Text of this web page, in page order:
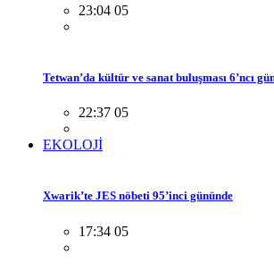
23:04 05
Tetwan’da kültür ve sanat buluşması 6’ncı
22:37 05
EKOLOJİ
Xwarik’te JES nöbeti 95’inci gününde
17:34 05